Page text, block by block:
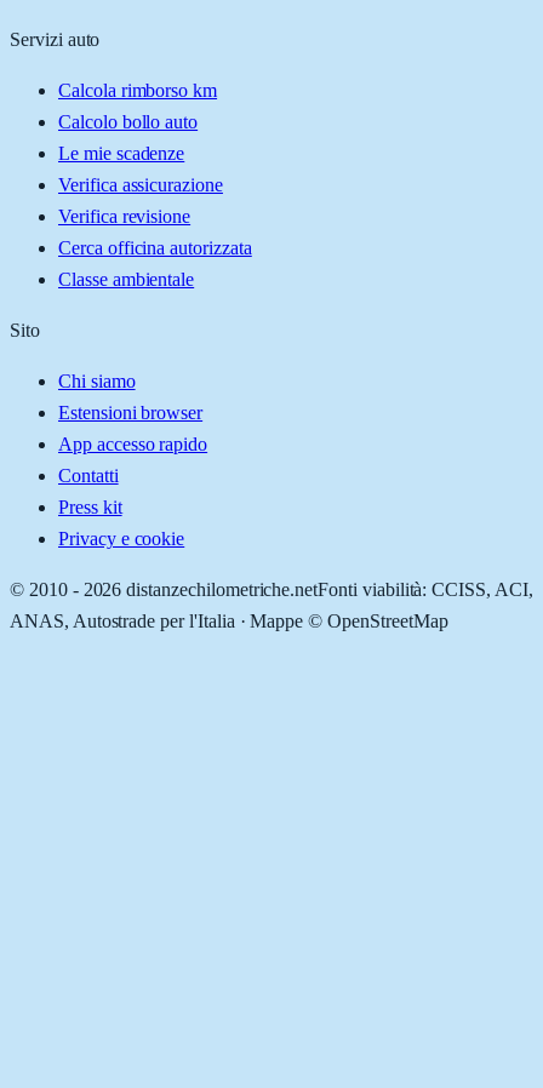
Servizi auto
Calcola rimborso km
Calcolo bollo auto
Le mie scadenze
Verifica assicurazione
Verifica revisione
Cerca officina autorizzata
Classe ambientale
Sito
Chi siamo
Estensioni browser
App accesso rapido
Contatti
Press kit
Privacy e cookie
© 2010 - 2026 distanzechilometriche.netFonti viabilità: CCISS, ACI,
ANAS, Autostrade per l'Italia · Mappe © OpenStreetMap